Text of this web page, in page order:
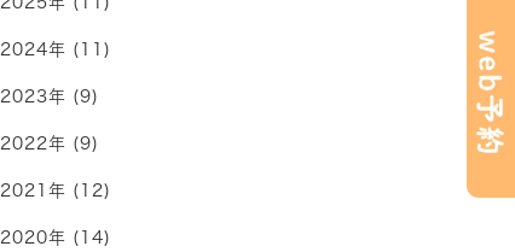
2024年 (11)
2023年 (9)
2022年 (9)
2021年 (12)
2020年 (14)